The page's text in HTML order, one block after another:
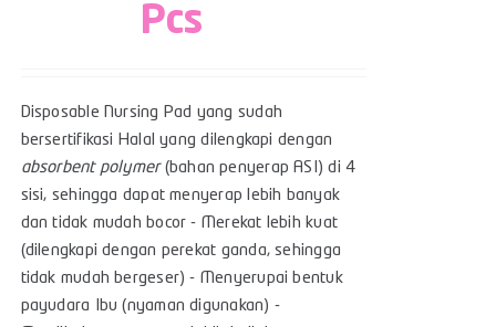
Pcs
Disposable Nursing Pad yang sudah
bersertifikasi Halal yang dilengkapi dengan
absorbent polymer(bahan penyerap ASI) di 4
sisi, sehingga dapat menyerap lebih banyak
dan tidak mudah bocor - Merekat lebih kuat
(dilengkapi dengan perekat ganda, sehingga
tidak mudah bergeser) - Menyerupai bentuk
payudara Ibu (nyaman digunakan) -